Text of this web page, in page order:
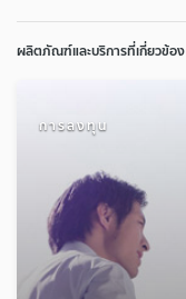
ผลิตภัณฑ์และบริการที่เกี่ยวข้อง
การลงทุน